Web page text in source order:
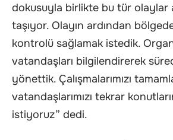
dokusuyla birlikte bu tür olaylar
taşıyor. Olayın ardından
kontrolü sağlamak istedik.
vatandaşları bilgilendirerek
yönettik. Çalışmalarımızı
vatandaşlarımızı tekrar
istiyoruz” dedi.